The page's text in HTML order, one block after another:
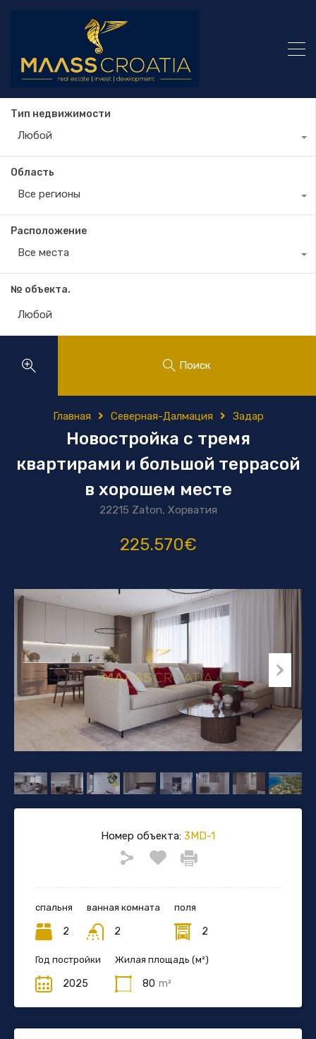
Тип недвижимости
Любой
Область
Все регионы
Расположение
Все места
№ объекта.
Поиск
Главная Северная-Далмация Задар
Новостройка с тремя
квартирами и большой террасой
в хорошем месте
22215 Zaton, Хорватия
225.570€
Номер объекта: 3MD-1
спальня
2
ванная комната
2
поля
2
Год постройки
2025
Жилая площадь (м²)
80 m²